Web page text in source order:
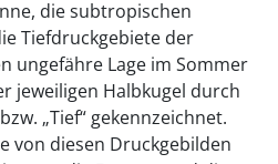
die subtropischen
Tiefdruckgebiete der
ungefähre Lage im Sommer
jeweiligen Halbkugel durch
„Tief“ gekennzeichnet.
von diesen Druckgebilden